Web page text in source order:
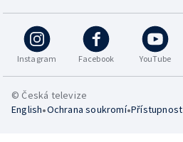
Instagram Facebook YouTube
© Česká televize
English•Ochrana soukromí•Přístupnost